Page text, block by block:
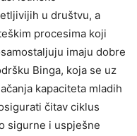
u društvu, a
procesima koji
imaju dobre
Binga, koja se uz
kapaciteta mladih
čitav ciklus
sigurne i uspješne